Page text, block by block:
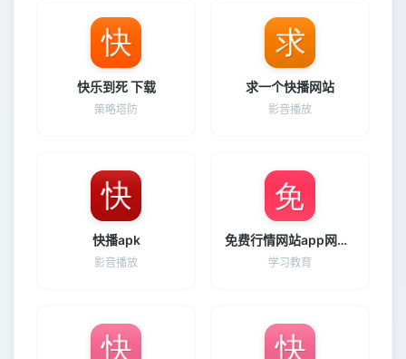
快乐到死 下载
策略塔防
求一个快播网站
影音播放
快播apk
影音播放
免费行情网站app网站推荐免费版
学习教育